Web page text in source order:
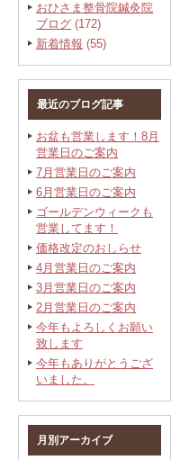
おひさま整骨院鍼灸院
ブログ (172)
新着情報 (55)
最近のブログ記事
お盆も営業します！8月
営業日のご案内
7月営業日のご案内
6月営業日のご案内
ゴールデンウィークも
営業してます！
価格改定のおしらせ
4月営業日のご案内
3月営業日のご案内
2月営業日のご案内
今年もよろしくお願い
致します
今年もありがとうござ
いました。
月別アーカイブ